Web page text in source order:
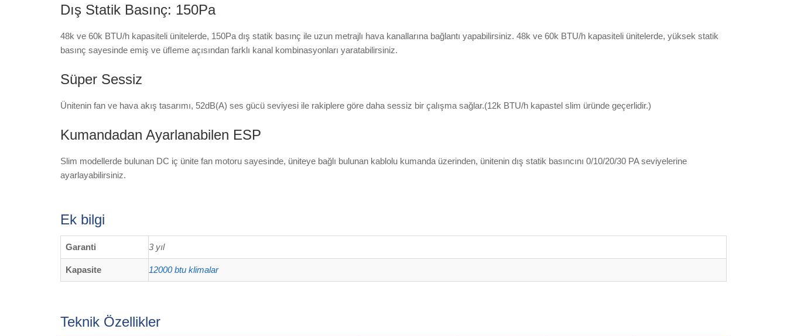
Dış Statik Basınç: 150Pa
48k ve 60k BTU/h kapasiteli ünitelerde, 150Pa dış statik basınç ile uzun metrajlı hava kanallarına bağlantı yapabilirsiniz. 48k ve 60k BTU/h kapasiteli ünitelerde, yüksek statik
basınç sayesinde emiş ve üﬂeme açısından farklı kanal kombinasyonları yaratabilirsiniz.
Süper Sessiz
Ünitenin fan ve hava akış tasarımı, 52dB(A) ses gücü seviyesi ile rakiplere göre daha sessiz bir çalışma sağlar.(12k BTU/h kapastel slim üründe geçerlidir.)
Kumandadan Ayarlanabilen ESP
Slim modellerde bulunan DC iç ünite fan motoru sayesinde, üniteye bağlı bulunan kablolu kumanda üzerinden, ünitenin dış statik basıncını 0/10/20/30 PA seviyelerine
ayarlayabilirsiniz.
Ek bilgi
Garanti 3 yıl
Kapasite 12000 btu klimalar
Teknik Özellikler